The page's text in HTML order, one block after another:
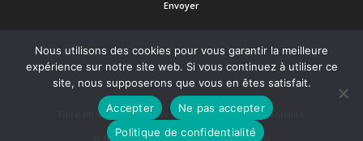
Faire un don Adhérer
Politique de confidentialité
© Newsmag WordPress Theme by tagDiv
Nous utilisons des cookies pour vous garantir la meilleure
expérience sur notre site web. Si vous continuez à utiliser ce
site, nous supposerons que vous en êtes satisfait.
Accepter
Ne pas accepter
Politique de confidentialité